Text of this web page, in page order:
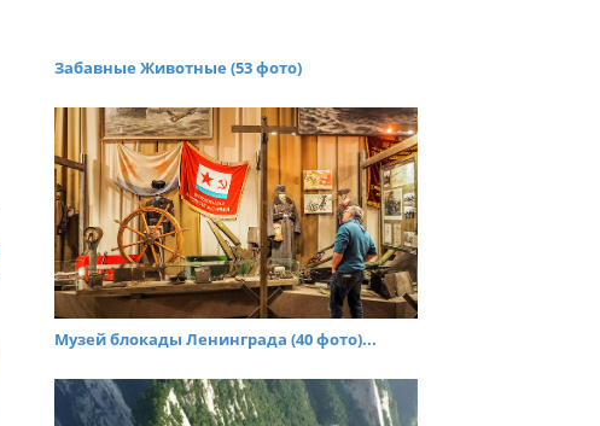
Забавные Животные (53 фото)
Музей блокады Ленинграда (40 фото)...